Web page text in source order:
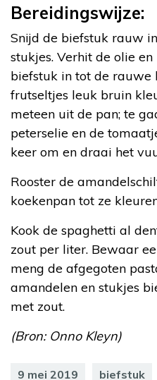
Bereidingswijze:
Snijd de biefstuk rauw
stukjes. Verhit de olie
biefstuk in tot de rauwe
frutseltjes leuk bruin
meteen uit de pan; te
peterselie en de
keer om en draai het
Rooster de
koekenpan tot ze
Kook de spaghetti al
zout per liter. Bewaar
meng de afgegoten
amandelen en stukjes
met zout.
(Bron: Onno Kleyn)
9 mei 2019 biefstuk